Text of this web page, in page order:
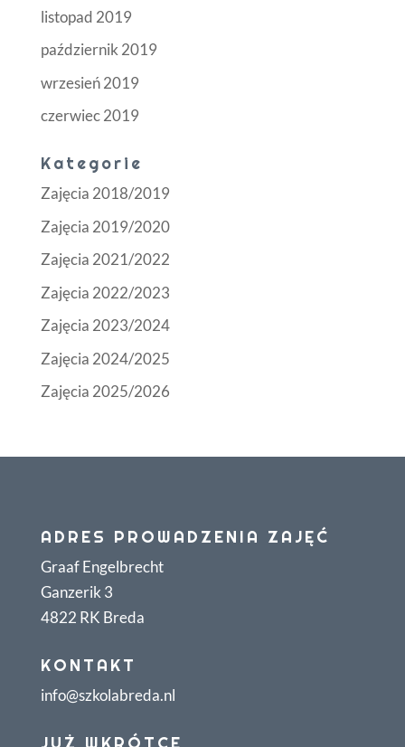
listopad 2019
październik 2019
wrzesień 2019
czerwiec 2019
Kategorie
Zajęcia 2018/2019
Zajęcia 2019/2020
Zajęcia 2021/2022
Zajęcia 2022/2023
Zajęcia 2023/2024
Zajęcia 2024/2025
Zajęcia 2025/2026
ADRES PROWADZENIA ZAJĘĆ
Graaf Engelbrecht
Ganzerik 3
4822 RK Breda
KONTAKT
info@szkolabreda.nl